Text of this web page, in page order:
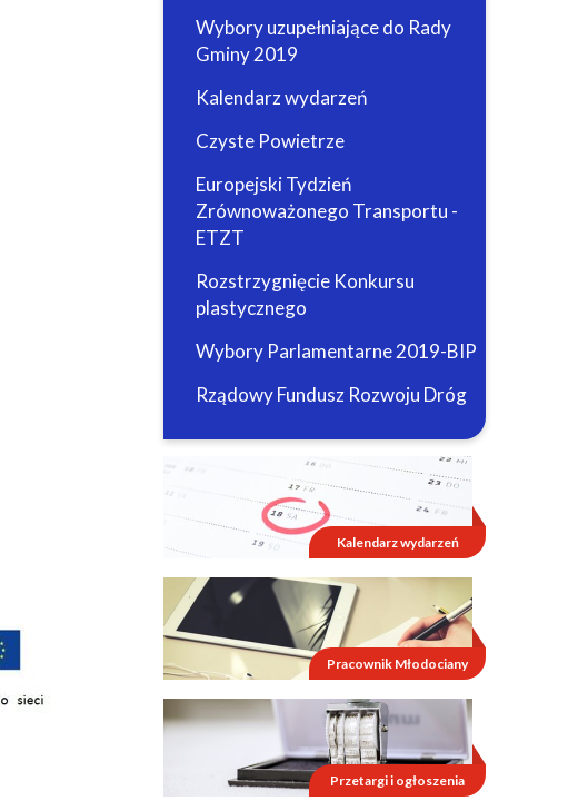
Wybory uzupełniające do Rady
Gminy 2019
Kalendarz wydarzeń
Czyste Powietrze
Europejski Tydzień
Zrównoważonego Transportu -
ETZT
Rozstrzygnięcie Konkursu
plastycznego
Wybory Parlamentarne 2019-BIP
Rządowy Fundusz Rozwoju Dróg
Kalendarz wydarzeń
Pracownik Młodociany
Przetargi i ogłoszenia